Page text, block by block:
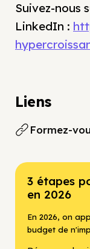
Suivez-nous
LinkedIn :
Liens
Formez-
3 étapes
en 2026
En 2026, on
budget de